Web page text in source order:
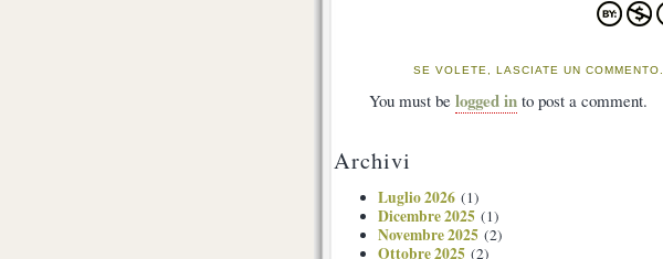
SE VOLETE, LASCIATE UN COMMENTO.
You must be logged in to post a comment.
Archivi
Luglio 2026 (1)
Dicembre 2025 (1)
Novembre 2025 (2)
Ottobre 2025 (2)